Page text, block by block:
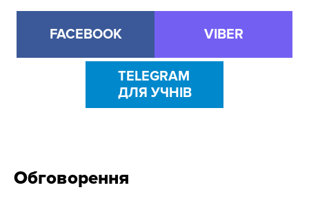
FACEBOOK VIBER
TELEGRAM
ДЛЯ УЧНІВ
Обговорення